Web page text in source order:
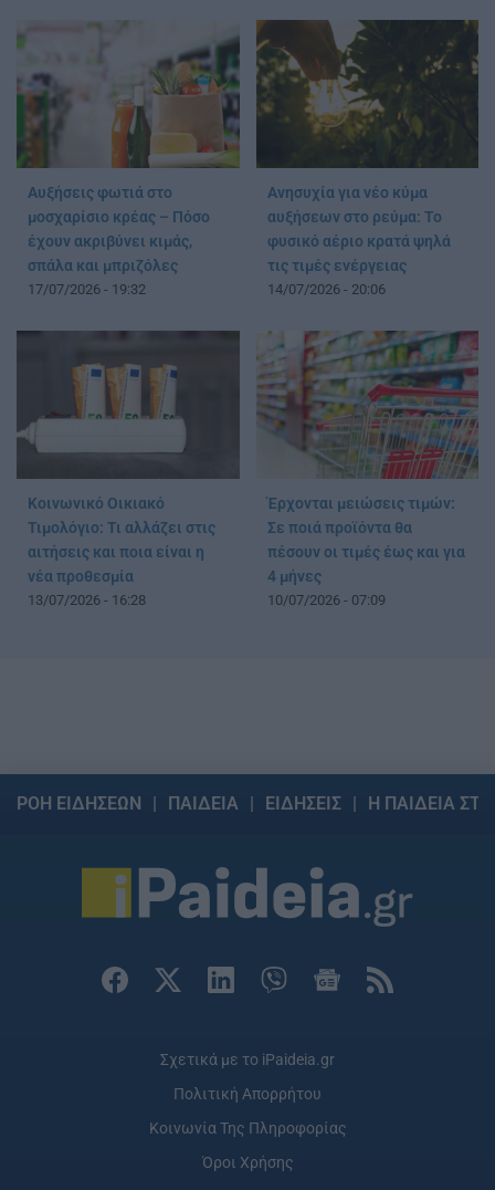
Αυξήσεις φωτιά στο
μοσχαρίσιο κρέας – Πόσο
έχουν ακριβύνει κιμάς,
σπάλα και μπριζόλες
17/07/2026 - 19:32
Ανησυχία για νέο κύμα
αυξήσεων στο ρεύμα: Το
φυσικό αέριο κρατά ψηλά
τις τιμές ενέργειας
14/07/2026 - 20:06
Κοινωνικό Οικιακό
Τιμολόγιο: Τι αλλάζει στις
αιτήσεις και ποια είναι η
νέα προθεσμία
13/07/2026 - 16:28
Έρχονται μειώσεις τιμών:
Σε ποιά προϊόντα θα
πέσουν οι τιμές έως και για
4 μήνες
10/07/2026 - 07:09
ΡΟΗ ΕΙΔΗΣΕΩΝ ΠΑΙΔΕΙΑ ΕΙΔΗΣΕΙΣ Η ΠΑΙΔΕΙΑ
Σχετικά με το iPaideia.gr
Πολιτική Απορρήτου
Κοινωνία Της Πληροφορίας
Όροι Χρήσης